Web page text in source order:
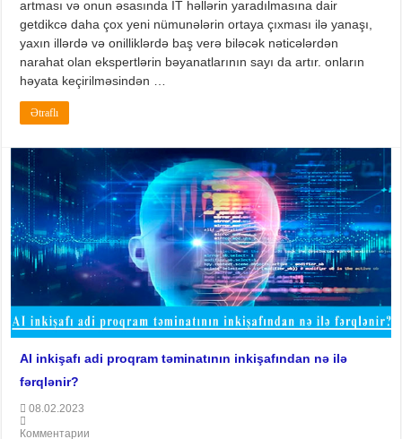
artması və onun əsasında İT həllərin yaradılmasına dair
getdikcə daha çox yeni nümunələrin ortaya çıxması ilə yanaşı,
yaxın illərdə və onilliklərdə baş verə biləcək nəticələrdən
narahat olan ekspertlərin bəyanatlarının sayı da artır. onların
həyata keçirilməsindən …
Ətraflı
AI inkişafı adi proqram təminatının inkişafından nə ilə
fərqlənir?
08.02.2023
Комментарии